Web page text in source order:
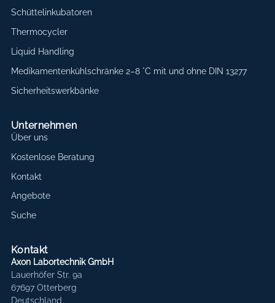
Schüttelinkubatoren
Thermocycler
Liquid Handling
Medikamentenkühlschränke 2–8 °C mit und ohne DIN 13277
Sicherheitswerkbänke
Unternehmen
Über uns
Kostenlose Beratung
Kontakt
Angebote
Suche
Kontakt
Axon Labortechnik GmbH
Lauerhöfer Str. 9a
67697 Otterberg
Deutschland